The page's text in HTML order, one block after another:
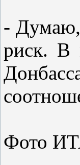
- Думаю,
риск. В
Фото